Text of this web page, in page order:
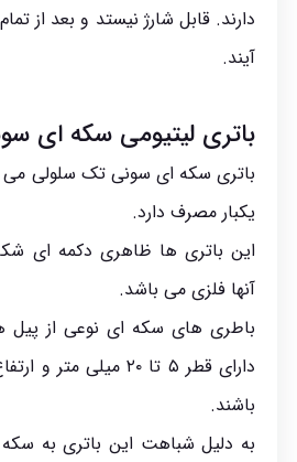
دارند. قابل شارژ نیستد و بعد از
آیند.
باتری لیتیومی سکه ای
باتری سکه ای سونی تک سلولی
یکبار مصرف دارد.
این باتری ها ظاهری دکمه ای
آنها فلزی می باشد.
باطری های سکه ای نوعی از پیل
باشند.
به دلیل شباهت این باتری به